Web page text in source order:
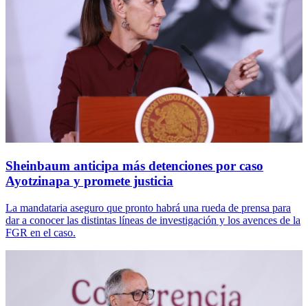
Sheinbaum anticipa más detenciones por caso
Ayotzinapa y promete justicia
La mandataria aseguro que pronto habrá una rueda de prensa para
dar a conocer las distintas líneas de investigación y los avences de la
FGR en el caso.